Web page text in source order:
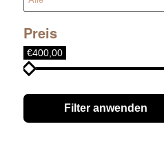
Preis
€400,00
Filter anwenden